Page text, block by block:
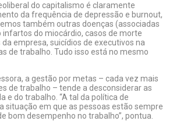
do capitalismo é claramente
da frequência de depressão e burnout,
também outras doenças (associadas
infartos do miocárdio, casos de morte
empresa, suicídios de executivos na
de trabalho. Tudo isso está no mesmo
a gestão por metas – cada vez mais
de trabalho – tende a desconsiderar as
e do trabalho. “A tal da política de
situação em que as pessoas estão sempre
bom desempenho no trabalho”, pontua.